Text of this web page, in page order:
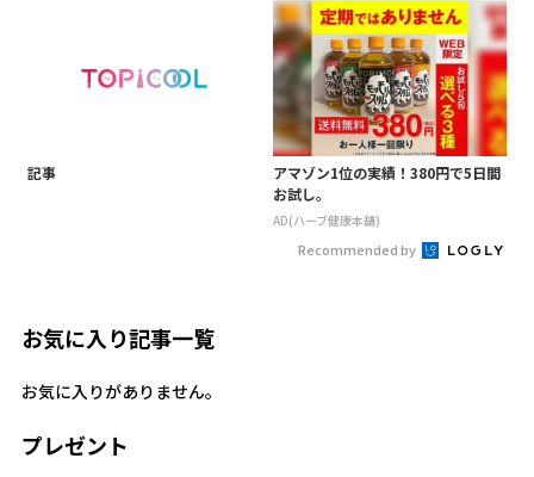
記事
アマゾン1位の実績！380円で5日間
お試し。
AD(ハーブ健康本舗)
Recommended by
お気に入り記事一覧
お気に入りがありません。
プレゼント